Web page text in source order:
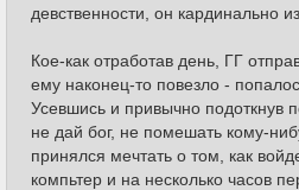
девственности, он кардинально
Кое-как отработав день, ГГ
ему наконец-то повезло -
Усевшись и привычно подоткнув
не дай бог, не помешать кому-
принялся мечтать о том, как
компьтер и на несколько часов